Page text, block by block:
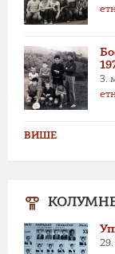
3.
ВИШЕ
29.